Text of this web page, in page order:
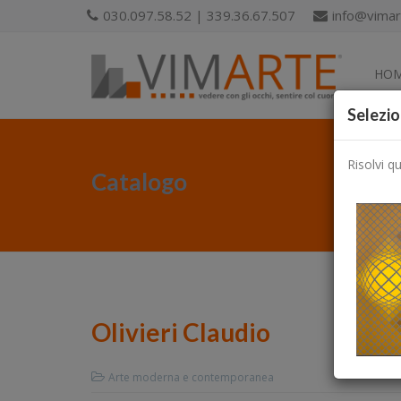
030.097.58.52 | 339.36.67.507
Catalogo
Olivieri Claudio
Arte moderna e contemporanea
Risolvi